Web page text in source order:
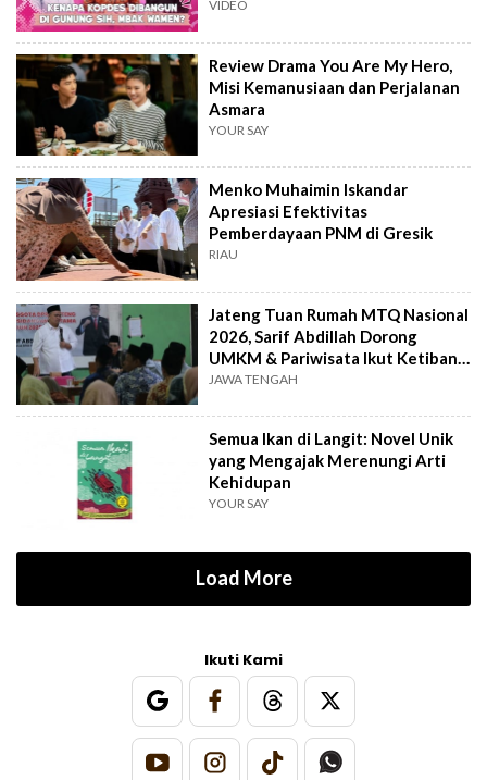
VIDEO
Review Drama You Are My Hero,
Misi Kemanusiaan dan Perjalanan
Asmara
YOUR SAY
Menko Muhaimin Iskandar
Apresiasi Efektivitas
Pemberdayaan PNM di Gresik
RIAU
Jateng Tuan Rumah MTQ Nasional
2026, Sarif Abdillah Dorong
UMKM & Pariwisata Ikut Ketiban
Berkah
JAWA TENGAH
Semua Ikan di Langit: Novel Unik
yang Mengajak Merenungi Arti
Kehidupan
YOUR SAY
Load More
Ikuti Kami